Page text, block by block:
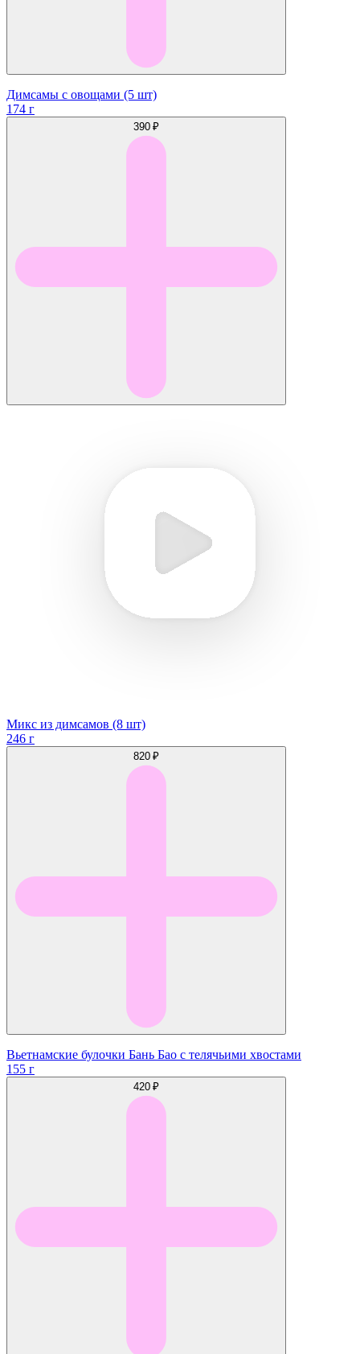
Димсамы с овощами (5 шт)
174 г
390 ₽
Микс из димсамов (8 шт)
246 г
820 ₽
Вьетнамские булочки Бань Бао с телячьими хвостами
155 г
420 ₽